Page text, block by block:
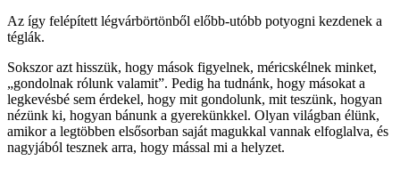
Az így felépített légvárbörtönből előbb-utóbb potyogni kezdenek a
téglák.
Sokszor azt hisszük, hogy mások figyelnek, méricskélnek minket,
„gondolnak rólunk valamit”. Pedig ha tudnánk, hogy másokat a
legkevésbé sem érdekel, hogy mit gondolunk, mit teszünk, hogyan
nézünk ki, hogyan bánunk a gyerekünkkel. Olyan világban élünk,
amikor a legtöbben elsősorban saját magukkal vannak elfoglalva, és
nagyjából tesznek arra, hogy mással mi a helyzet.